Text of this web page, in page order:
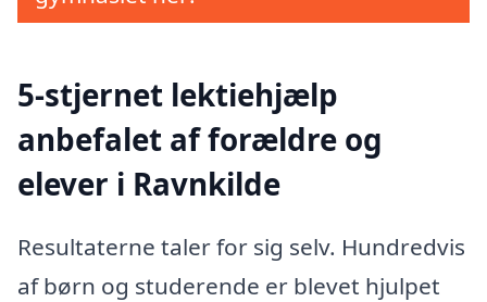
5-stjernet lektiehjælp
anbefalet af forældre og
elever i Ravnkilde
Resultaterne taler for sig selv. Hundredvis
af børn og studerende er blevet hjulpet